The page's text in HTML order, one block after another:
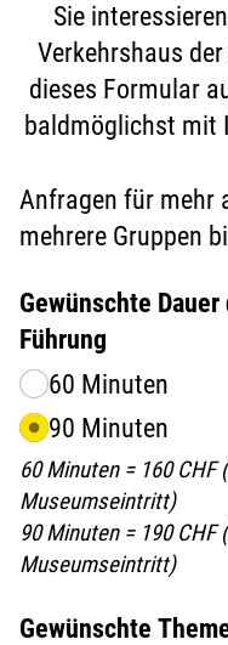
Sie
Verkehrshaus
dieses Formular
baldmöglichst mit
Anfragen für mehr
mehrere Gruppen
Gewünschte Dauer
Führung
60 Minuten
90 Minuten
60 Minuten = 160 CHF
Museumseintritt)
90 Minuten = 190 CHF
Museumseintritt)
Gewünschte